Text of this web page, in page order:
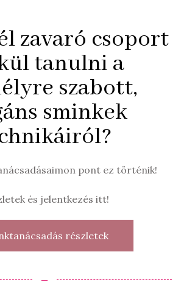
zavaró csoport
tanulni a
szabott,
sminkek
pont ez történik!
és jelentkezés itt!
részletek
‒